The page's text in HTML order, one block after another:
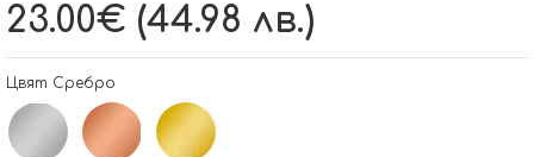
23.00€ (44.98 лв.)
Цвят Сребро